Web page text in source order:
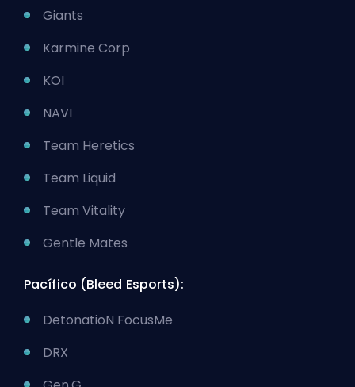
Giants
Karmine Corp
KOI
NAVI
Team Heretics
Team Liquid
Team Vitality
Gentle Mates
Pacífico (Bleed Esports):
DetonatioN FocusMe
DRX